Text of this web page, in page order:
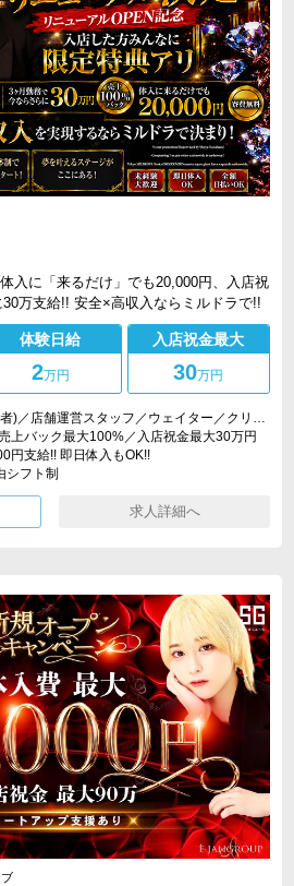
入に「来るだけ」でも20,000円、入店祝
万支給!! 安全×高収入ならミルドラで!!
体験日給
2万円
入店祝金最大
30万円
上バック最大100%／入店祝金最大30万円
円支給!! 即日体入もOK!!
シフト制
求人詳細へ